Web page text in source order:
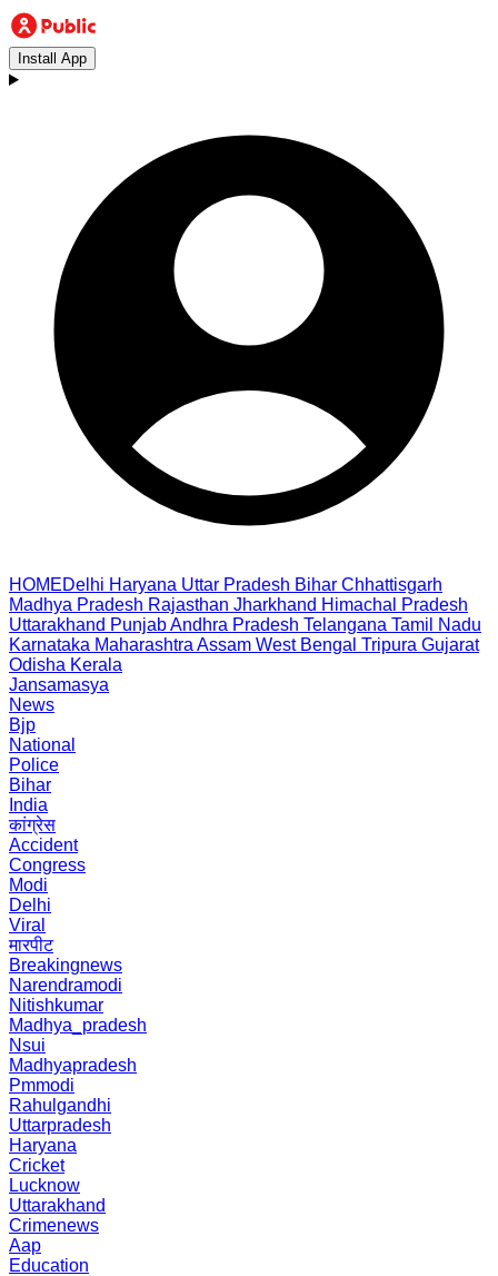
Install App
HOMEDelhi Haryana Uttar Pradesh Bihar Chhattisgarh
Madhya Pradesh Rajasthan Jharkhand Himachal Pradesh
Uttarakhand PunjabAndhra Pradesh Telangana Tamil Nadu
Karnataka Maharashtra Assam West Bengal Tripura Gujarat
Odisha Kerala
Jansamasya
News
Bjp
National
Police
Bihar
India
कांग्रेस
Accident
Congress
Modi
Delhi
Viral
मारपीट
Breakingnews
Narendramodi
Nitishkumar
Madhya_pradesh
Nsui
Madhyapradesh
Pmmodi
Rahulgandhi
Uttarpradesh
Haryana
Cricket
Lucknow
Uttarakhand
Crimenews
Aap
Education